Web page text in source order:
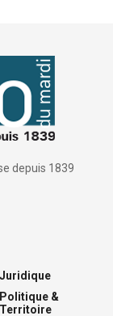
depuis 1839
Juridique
Politique &
Territoire